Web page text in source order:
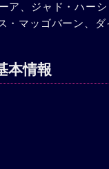
ア、ジャド・ハーシ
マッゴバーン、ダ
本情報